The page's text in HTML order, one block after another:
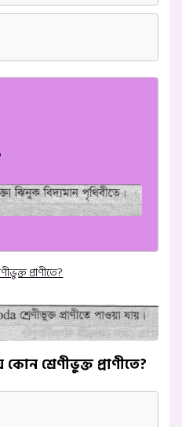
প্রাণীতে?
শ্রেণীভুক্ত প্রাণীতে?